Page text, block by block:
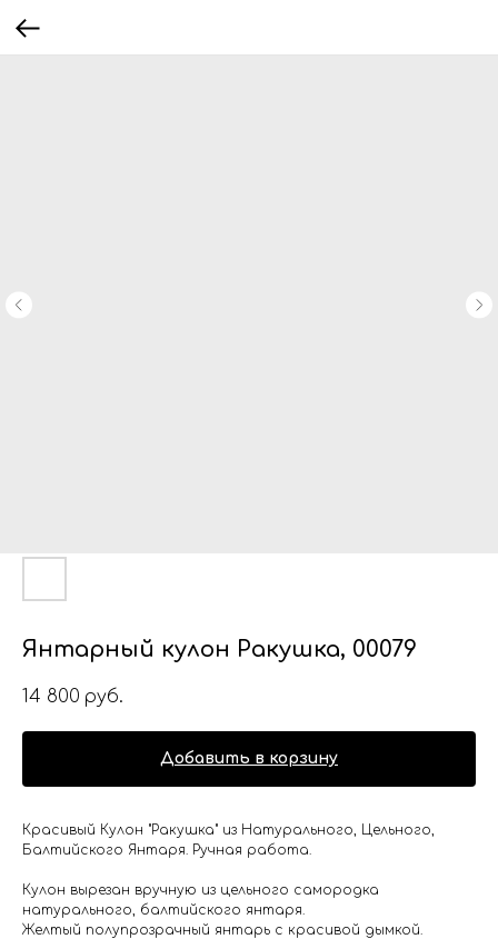
Янтарный кулон Ракушка, 00079
14 800 руб.
Добавить в корзину
Красивый Кулон "Ракушка" из Натурального, Цельного,
Балтийского Янтаря. Ручная работа.
Кулон вырезан вручную из цельного самородка
натурального, балтийского янтаря.
Желтый полупрозрачный янтарь с красивой дымкой.